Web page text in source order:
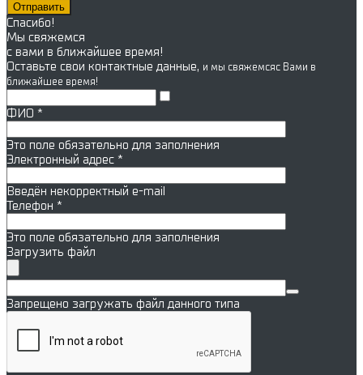
Отправить
Спасибо!
Мы свяжемся
с вами в ближайшее время!
Оставьте свои контактные данные, и мы свяжемсяс Вами в
ближайшее время!
ФИО *
Это поле обязательно для заполнения
Электронный адрес *
Введён некорректный e-mail
Телефон *
Это поле обязательно для заполнения
Загрузить файл
Запрещено загружать файл данного типа